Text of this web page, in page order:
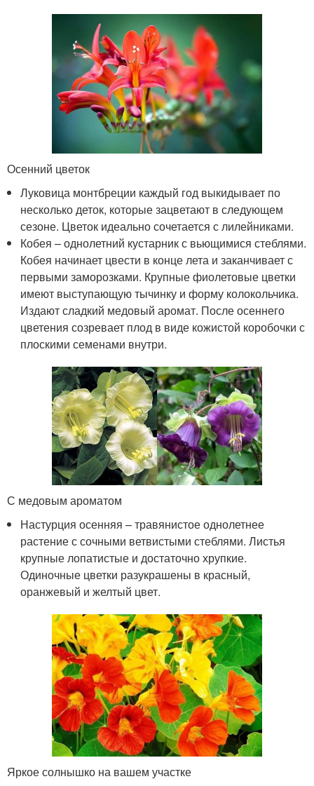
Осенний цветок
Луковица монтбреции каждый год выкидывает по
несколько деток, которые зацветают в следующем
сезоне. Цветок идеально сочетается с лилейниками.
Кобея – однолетний кустарник с вьющимися стеблями.
Кобея начинает цвести в конце лета и заканчивает с
первыми заморозками. Крупные фиолетовые цветки
имеют выступающую тычинку и форму колокольчика.
Издают сладкий медовый аромат. После осеннего
цветения созревает плод в виде кожистой коробочки с
плоскими семенами внутри.
С медовым ароматом
Настурция осенняя – травянистое однолетнее
растение с сочными ветвистыми стеблями. Листья
крупные лопатистые и достаточно хрупкие.
Одиночные цветки разукрашены в красный,
оранжевый и желтый цвет.
Яркое солнышко на вашем участке